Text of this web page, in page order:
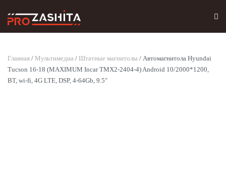
Skip to main content
Главная / Мультимедиа / Штатные магнитолы / Автомагнитола Hyundai
Tucson 16-18 (MAXIMUM Incar TMX2-2404-4) Android 10/2000*1200,
BT, wi-fi, 4G LTE, DSP, 4-64Gb, 9.5″